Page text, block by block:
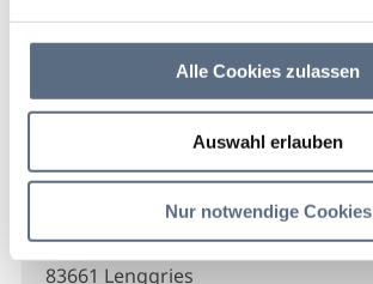
Alle Cookies zulassen
Auswahl erlauben
Nur notwendige Cookies
Kontakt
Raiffeisen Bau- und Warencenter
Bahnhofplatz 6
83661 Lenggries